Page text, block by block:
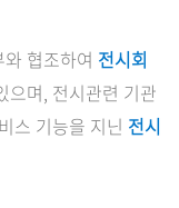
협조하여 전시회
으며, 전시관련 기관
스 기능을 지닌 전시